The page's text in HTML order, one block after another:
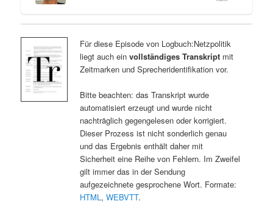
Für diese Episode von Logbuch:Netzpolitik
liegt auch ein vollständiges Transkriptmit
Zeitmarken und Sprecheridentifikation vor.
Bitte beachten: das Transkript wurde
automatisiert erzeugt und wurde nicht
nachträglich gegengelesen oder korrigiert.
Dieser Prozess ist nicht sonderlich genau
und das Ergebnis enthält daher mit
Sicherheit eine Reihe von Fehlern. Im Zweifel
gilt immer das in der Sendung
aufgezeichnete gesprochene Wort. Formate:
HTML, WEBVTT.